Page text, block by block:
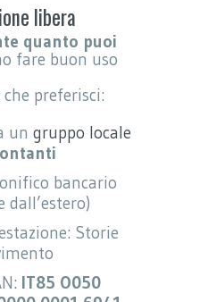
libera
quanto puoi
fare buon uso
preferisci:
un gruppo locale
bancario
dall’estero)
Storie
IT85 O050